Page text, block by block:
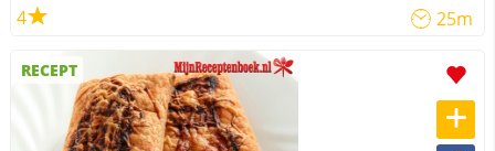
4 25m
RECEPT